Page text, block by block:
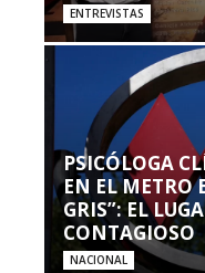
ENTREVISTAS
PSICÓLOGA
EN EL METRO
GRIS”: EL
CONTAGIOSO
NACIONAL